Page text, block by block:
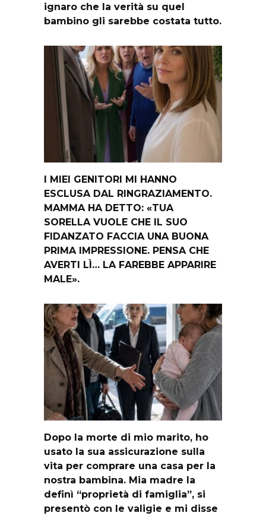
ignaro che la verità su quel
bambino gli sarebbe costata tutto.
I MIEI GENITORI MI HANNO
ESCLUSA DAL RINGRAZIAMENTO.
MAMMA HA DETTO: «TUA
SORELLA VUOLE CHE IL SUO
FIDANZATO FACCIA UNA BUONA
PRIMA IMPRESSIONE. PENSA CHE
AVERTI LÌ… LA FAREBBE APPARIRE
MALE».
Dopo la morte di mio marito, ho
usato la sua assicurazione sulla
vita per comprare una casa per la
nostra bambina. Mia madre la
definì “proprietà di famiglia”, si
presentò con le valigie e mi disse